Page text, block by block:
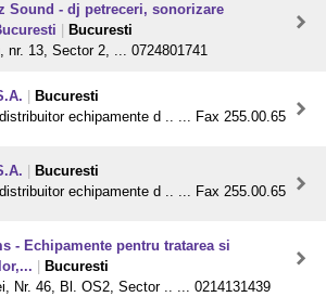
Sound - dj petreceri, sonorizare
Bucuresti
nr. 13, Sector 2, ... 0724801741
Bucuresti
echipamente d .. ... Fax 255.00.65
Bucuresti
echipamente d .. ... Fax 255.00.65
- Echipamente pentru tratarea si
Bucuresti
Nr. 46, Bl. OS2, Sector .. ... 0214131439